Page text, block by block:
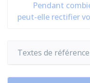
Pendant
peut-elle rectifier
Textes de référence